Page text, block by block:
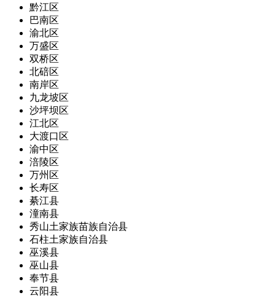
黔江区
巴南区
渝北区
万盛区
双桥区
北碚区
南岸区
九龙坡区
沙坪坝区
江北区
大渡口区
渝中区
涪陵区
万州区
长寿区
綦江县
潼南县
秀山土家族苗族自治县
石柱土家族自治县
巫溪县
巫山县
奉节县
云阳县